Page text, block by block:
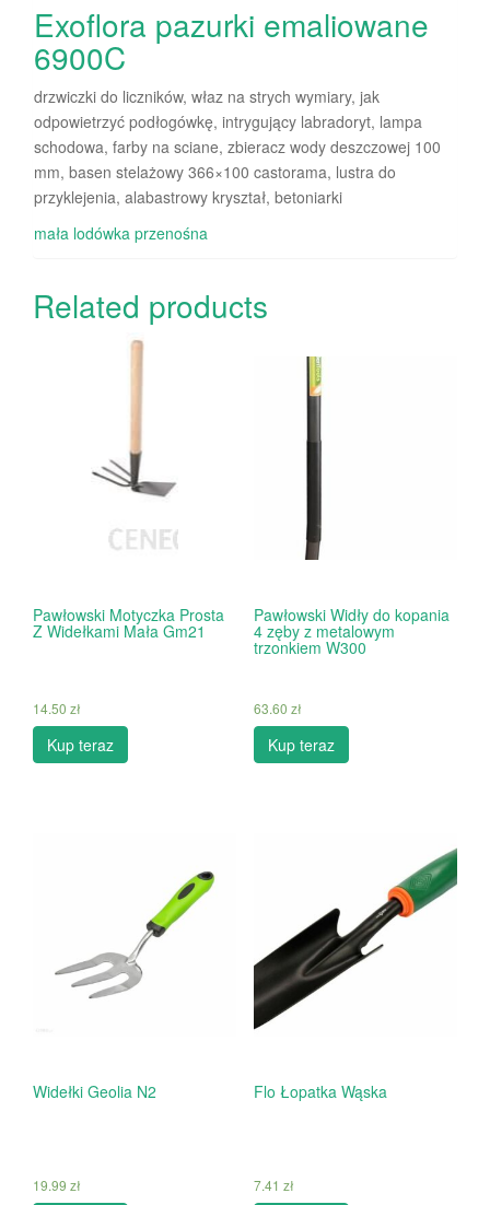
Exoflora pazurki emaliowane
6900C
drzwiczki do liczników, właz na strych wymiary, jak
odpowietrzyć podłogówkę, intrygujący labradoryt, lampa
schodowa, farby na sciane, zbieracz wody deszczowej 100
mm, basen stelażowy 366×100 castorama, lustra do
przyklejenia, alabastrowy kryształ, betoniarki
mała lodówka przenośna
Related products
Pawłowski Motyczka Prosta
Z Widełkami Mała Gm21
14.50 zł
Kup teraz
Pawłowski Widły do kopania
4 zęby z metalowym
trzonkiem W300
63.60 zł
Kup teraz
Widełki Geolia N2
19.99 zł
Flo Łopatka Wąska
7.41 zł